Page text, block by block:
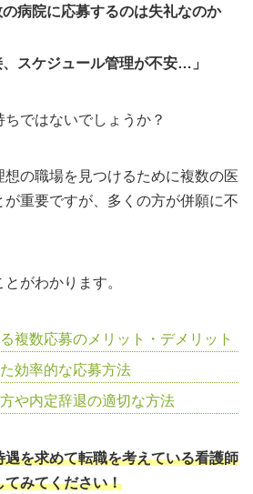
の病院に応募するのは失礼なのか
、スケジュール管理が不安…」
ではないでしょうか？
の職場を見つけるために複数の医
重要ですが、多くの方が併願に不
がわかります。
複数応募のメリット・デメリット
効率的な応募方法
や内定辞退の適切な方法
を求めて転職を考えている看護師
てみてください！